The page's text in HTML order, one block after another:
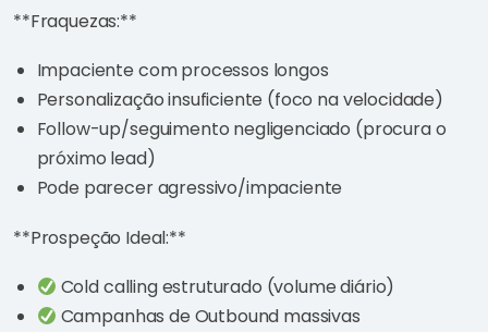
**Fraquezas:**
Impaciente com processos longos
Personalização insuficiente (foco na velocidade)
Follow-up/seguimento negligenciado (procura o
próximo lead)
Pode parecer agressivo/impaciente
**Prospeção Ideal:**
Cold calling estruturado (volume diário)
Campanhas de Outbound massivas